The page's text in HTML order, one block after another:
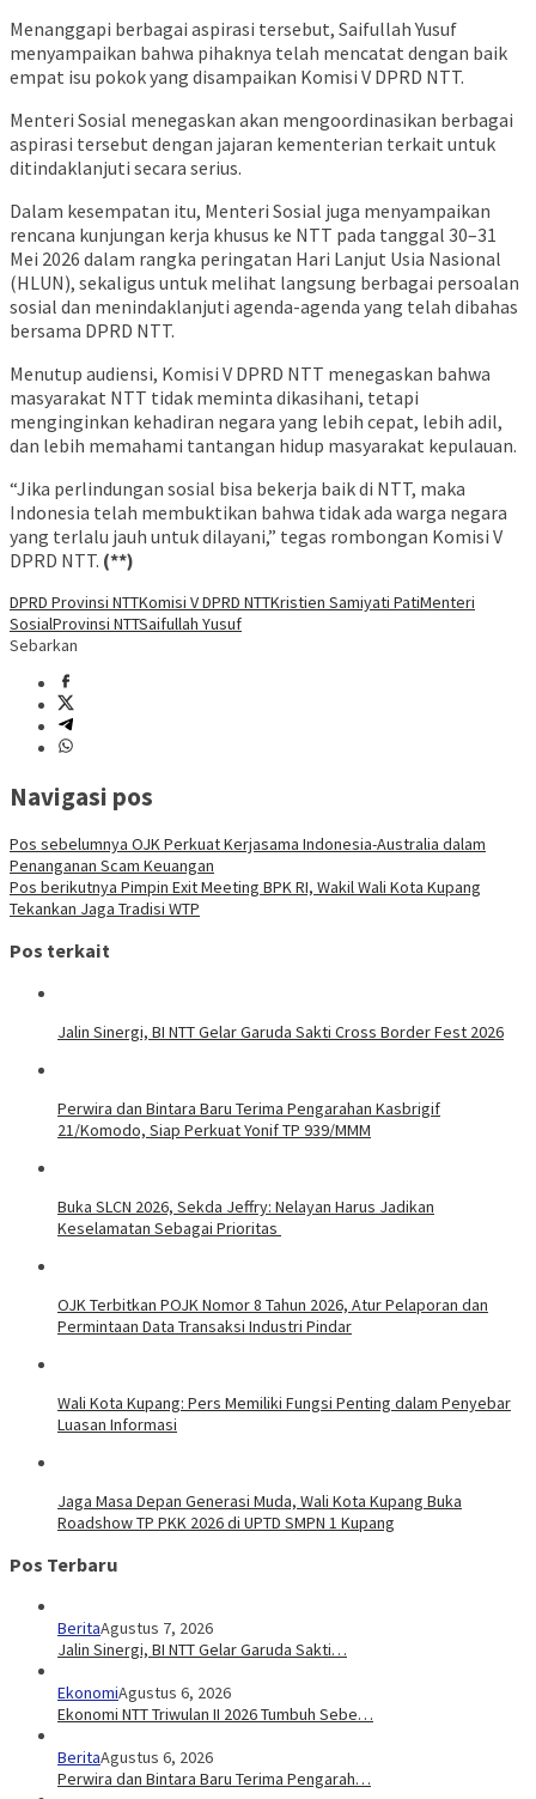
Menanggapi berbagai aspirasi tersebut, Saifullah Yusuf
menyampaikan bahwa pihaknya telah mencatat dengan baik
empat isu pokok yang disampaikan Komisi V DPRD NTT.
Menteri Sosial menegaskan akan mengoordinasikan berbagai
aspirasi tersebut dengan jajaran kementerian terkait untuk
ditindaklanjuti secara serius.
Dalam kesempatan itu, Menteri Sosial juga menyampaikan
rencana kunjungan kerja khusus ke NTT pada tanggal 30–31
Mei 2026 dalam rangka peringatan Hari Lanjut Usia Nasional
(HLUN), sekaligus untuk melihat langsung berbagai persoalan
sosial dan menindaklanjuti agenda-agenda yang telah dibahas
bersama DPRD NTT.
Menutup audiensi, Komisi V DPRD NTT menegaskan bahwa
masyarakat NTT tidak meminta dikasihani, tetapi
menginginkan kehadiran negara yang lebih cepat, lebih adil,
dan lebih memahami tantangan hidup masyarakat kepulauan.
“Jika perlindungan sosial bisa bekerja baik di NTT, maka
Indonesia telah membuktikan bahwa tidak ada warga negara
yang terlalu jauh untuk dilayani,” tegas rombongan Komisi V
DPRD NTT. (**)
DPRD Provinsi NTTKomisi V DPRD NTTKristien Samiyati PatiMenteri
SosialProvinsi NTTSaifullah Yusuf
Sebarkan
Navigasi pos
Pos sebelumnya OJK Perkuat Kerjasama Indonesia-Australia dalam
Penanganan Scam Keuangan
Pos berikutnya Pimpin Exit Meeting BPK RI, Wakil Wali Kota Kupang
Tekankan Jaga Tradisi WTP
Pos terkait
Jalin Sinergi, BI NTT Gelar Garuda Sakti Cross Border Fest 2026
Perwira dan Bintara Baru Terima Pengarahan Kasbrigif
21/Komodo, Siap Perkuat Yonif TP 939/MMM
Buka SLCN 2026, Sekda Jeffry: Nelayan Harus Jadikan
Keselamatan Sebagai Prioritas
OJK Terbitkan POJK Nomor 8 Tahun 2026, Atur Pelaporan dan
Permintaan Data Transaksi Industri Pindar
Wali Kota Kupang: Pers Memiliki Fungsi Penting dalam Penyebar
Luasan Informasi
Jaga Masa Depan Generasi Muda, Wali Kota Kupang Buka
Roadshow TP PKK 2026 di UPTD SMPN 1 Kupang
Pos Terbaru
BeritaAgustus 7, 2026
Jalin Sinergi, BI NTT Gelar Garuda Sakti…
EkonomiAgustus 6, 2026
Ekonomi NTT Triwulan II 2026 Tumbuh Sebe…
BeritaAgustus 6, 2026
Perwira dan Bintara Baru Terima Pengarah…